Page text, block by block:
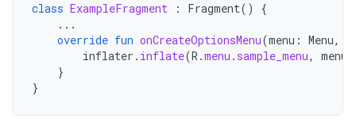
class ExampleFragment : Fragment()
{
...
override fun onCreateOptionsMenu(menu : Menu,
inflater . inflate(R .menu . sample_menu, menu
}
}